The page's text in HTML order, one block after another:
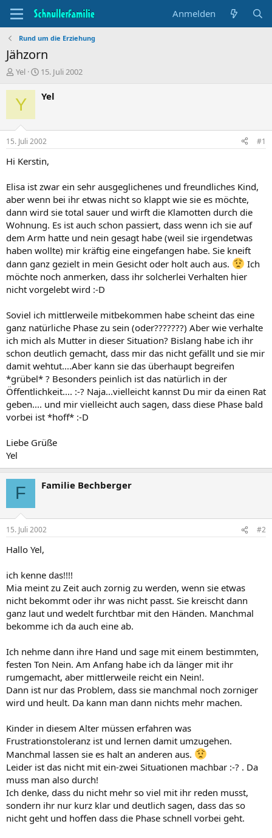
Anmelden
Rund um die Erziehung
Jähzorn
T
e
m
n
t
a
e
r
Yel
B
g
d
a
t
15. Juli 2002
Y Yel
15. Juli 2002 #1
Hi Kerstin,
Elisa ist zwar ein sehr ausgeglichenes und freundliches Kind,
aber wenn bei ihr etwas nicht so klappt wie sie es möchte,
dann wird sie total sauer und wirft die Klamotten durch die
Wohnung. Es ist auch schon passiert, dass wenn ich sie auf
dem Arm hatte und nein gesagt habe (weil sie irgendetwas
haben wollte) mir kräftig eine eingefangen habe. Sie kneift
dann ganz gezielt in mein Gesicht oder holt auch aus.
Ich
möchte noch anmerken, dass ihr solcherlei Verhalten hier
nicht vorgelebt wird :-D
Soviel ich mittlerweile mitbekommen habe scheint das eine
ganz natürliche Phase zu sein (oder???????) Aber wie verhalte
ich mich als Mutter in dieser Situation? Bislang habe ich ihr
schon deutlich gemacht, dass mir das nicht gefällt und sie mir
damit wehtut....Aber kann sie das überhaupt begreifen
*grübel* ? Besonders peinlich ist das natürlich in der
Öffentlichkeit.... :-? Naja...vielleicht kannst Du mir da einen Rat
geben.... und mir vielleicht auch sagen, dass diese Phase bald
vorbei ist *hoff* :-D
Liebe Grüße
Yel
F Familie Bechberger
15. Juli 2002 #2
Hallo Yel,
ich kenne das!!!!
Mia meint zu Zeit auch zornig zu werden, wenn sie etwas
nicht bekommt oder ihr was nicht passt. Sie kreischt dann
ganz laut und wedelt furchtbar mit den Händen. Manchmal
bekomme ich da auch eine ab.
Ich nehme dann ihre Hand und sage mit einem bestimmten,
festen Ton Nein. Am Anfang habe ich da länger mit ihr
rumgemacht, aber mittlerweile reicht ein Nein!.
Dann ist nur das Problem, dass sie manchmal noch zorniger
wird und heult. Da kann man dann nichts mehr machen.
Kinder in diesem Alter müssen erfahren was
Frustrationstoleranz ist und lernen damit umzugehen.
Manchmal lassen sie es halt an anderen aus.
Leider ist das nicht mit ein-zwei Situationen machbar :-? . Da
muss man also durch!
Ich denke, dass du nicht mehr so viel mit ihr reden musst,
sondern ihr nur kurz klar und deutlich sagen, dass das so
nicht geht und hoffen dass die Phase schnell vorbei geht.